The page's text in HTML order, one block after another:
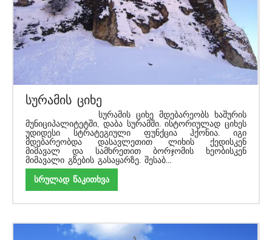
სურამის ციხე
სურამის ციხე მდებარეობს ხაშურის
მუნიციპალიტეტში, დაბა სურამში. ისტორიულად ციხეს
უდიდესი სტრატეგიული ფუნქცია ჰქონია. იგი
მდებარეობდა დასავლეთით ლიხის ქედისკენ
მიმავალ და სამხრეთით ბორჯომის ხეობისკენ
მიმავალი გზების გასაყარზე. შესაბ...
სრულად წაკითხვა